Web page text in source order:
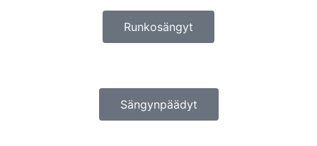
Runkosängyt
Sängynpäädyt